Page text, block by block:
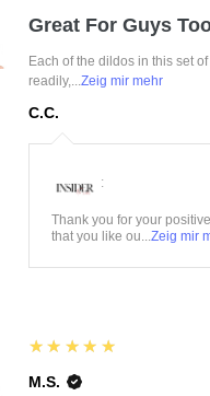
Great For Guys
Each of the dildos in this set
readily,...Zeig mir mehr
C.C.
:
Thank you for your
that you like ou...Zeig mir
5
★★★★★
M.S.